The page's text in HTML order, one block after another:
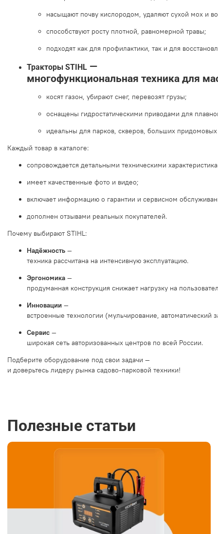
насыщают почву кислородом, удаляют сухой мох и
способствуют росту плотной, равномерной травы;
подходят как для профилактики, так и для
Тракторы STIHL —
многофункциональная техника для
косят газон, убирают снег, перевозят грузы;
оснащены гидростатическими приводами для
идеальны для парков, скверов, больших придомовых
Каждый товар в каталоге:
сопровождается детальными техническими
имеет качественные фото и видео;
включает информацию о гарантии и сервисном
дополнен отзывами реальных покупателей.
Почему выбирают STIHL:
Надёжность —
техника рассчитана на интенсивную эксплуатацию.
Эргономика —
продуманная конструкция снижает нагрузку на
Инновации —
встроенные технологии (мульчирование, автоматический
Сервис —
широкая сеть авторизованных центров по всей России.
Подберите оборудование под свои задачи —
и доверьтесь лидеру рынка садово‑парковой техники!
Полезные статьи